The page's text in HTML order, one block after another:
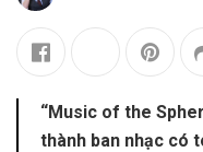
“Music of the
thành ban nhạc có